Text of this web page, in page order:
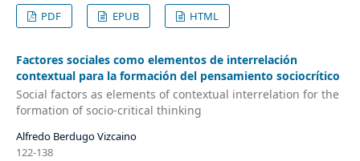
PDF
EPUB HTML
Factores sociales como elementos de interrelación
contextual para la formación del pensamiento sociocrítico
Social factors as elements of contextual interrelation for the
formation of socio-critical thinking
Alfredo Berdugo Vizcaino
122-138